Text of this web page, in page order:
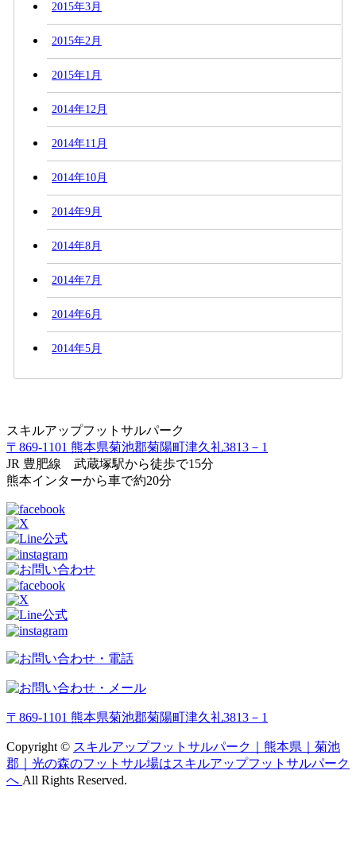
2015年3月
2015年2月
2015年1月
2014年12月
2014年11月
2014年10月
2014年9月
2014年8月
2014年7月
2014年6月
2014年5月
スキルアップフットサルパーク
〒869-1101 熊本県菊池郡菊陽町津久礼3813－1
JR 豊肥線 武蔵塚駅から徒歩で15分
熊本インターから車で約20分
〒869-1101 熊本県菊池郡菊陽町津久礼3813－1
Copyright © スキルアップフットサルパーク｜熊本県｜菊池
郡｜光の森のフットサル場はスキルアップフットサルパーク
へ All Rights Reserved.